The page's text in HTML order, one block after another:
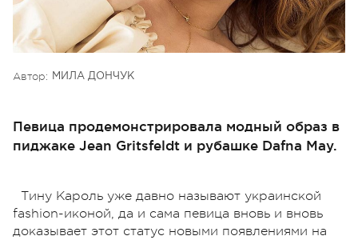
Автор: МИЛА ДОНЧУК
Певица продемонстрировала модный образ в
пиджаке Jean Gritsfeldt и рубашке Dafna May.
Тину Кароль уже давно называют украинской
fashion-иконой, да и сама певица вновь и вновь
доказывает этот статус новыми появлениями на